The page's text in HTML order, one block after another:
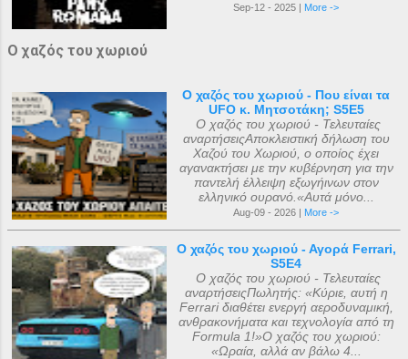
Sep-12 - 2025 | More ->
Ο χαζός του χωριού
Ο χαζός του χωριού - Που είναι τα
UFO κ. Μητσοτάκη; S5E5
Ο χαζός του χωριού - Τελευταίες
αναρτήσειςΑποκλειστική δήλωση του
Χαζού του Χωριού, ο οποίος έχει
αγανακτήσει με την κυβέρνηση για την
παντελή έλλειψη εξωγήινων στον
ελληνικό ουρανό.«Αυτά μόνο...
Aug-09 - 2026 | More ->
Ο χαζός του χωριού - Αγορά Ferrari,
S5E4
Ο χαζός του χωριού - Τελευταίες
αναρτήσειςΠωλητής: «Κύριε, αυτή η
Ferrari διαθέτει ενεργή αεροδυναμική,
ανθρακονήματα και τεχνολογία από τη
Formula 1!»Ο χαζός του χωριού:
«Ωραία, αλλά αν βάλω 4...